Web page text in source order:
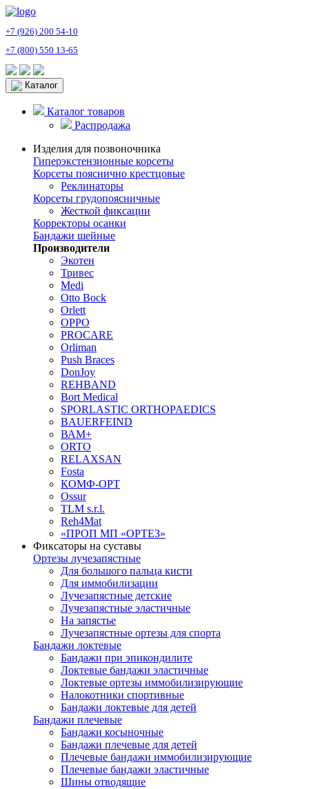
+7 (926) 200 54-10
+7 (800) 550 13-65
Каталог
Каталог товаров
Распродажа
Изделия для позвоночника
Гиперэкстензионные корсеты
Корсеты пояснично крестцовые
Реклинаторы
Корсеты грудопоясничные
Жесткой фиксации
Корректоры осанки
Бандажи шейные
Производители
Экотен
Тривес
Medi
Otto Bock
Orlett
OPPO
PROCARE
Orliman
Push Braces
DonJoy
REHBAND
Bort Medical
SPORLASTIC ORTHOPAEDICS
BAUERFEIND
ВАМ+
ORTO
RELAXSAN
Fosta
КОМФ-ОРТ
Ossur
TLM s.r.l.
Reh4Mat
«ПРОП МП «ОРТЕЗ»
Фиксаторы на суставы
Ортезы лучезапястные
Для большого пальца кисти
Для иммобилизации
Лучезапястные детские
Лучезапястные эластичные
На запястье
Лучезапястные ортезы для спорта
Бандажи локтевые
Бандажи при эпикондилите
Локтевые бандажи эластичные
Локтевые ортезы иммобилизирующие
Налокотники спортивные
Бандажи локтевые для детей
Бандажи плечевые
Бандажи косыночные
Бандажи плечевые для детей
Плечевые бандажи иммобилизирующие
Плечевые бандажи эластичные
Шины отводящие